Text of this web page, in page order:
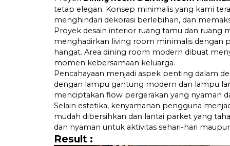
tetap elegan. Konsep minimalis yang kami
menghindari dekorasi berlebihan, dan
Proyek desain interior ruang tamu dan ruang
menghadirkan living room minimalis dengan
hangat. Area dining room modern dibuat
momen kebersamaan keluarga.
Pencahayaan menjadi aspek penting dalam
dengan lampu gantung modern dan lampu
menciptakan flow pergerakan yang nyaman
Selain estetika, kenyamanan pengguna
mudah dibersihkan dan lantai parket yang
dan nyaman untuk aktivitas sehari-hari
Result :